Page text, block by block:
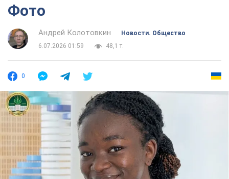
Фото
Андрей Колотовкин
Новости. Общество
6.07.2026 01:59
48,1 т.
0